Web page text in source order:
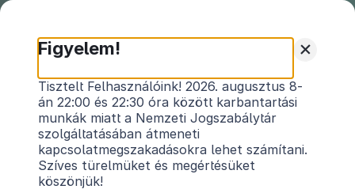
Önkormányzati
rendeletek
Önkormányzati rendeletek
Vármegye
Vas
Kibocsátó
Kercaszomor Község Önkormányzata
+
Figyelem!
Tisztelt Felhasználóink! 2026. augusztus 8-
án 22:00 és 22:30 óra között karbantartási
munkák miatt a Nemzeti Jogszabálytár
szolgáltatásában átmeneti
kapcsolatmegszakadásokra lehet számítani.
Szíves türelmüket és megértésüket
köszönjük!